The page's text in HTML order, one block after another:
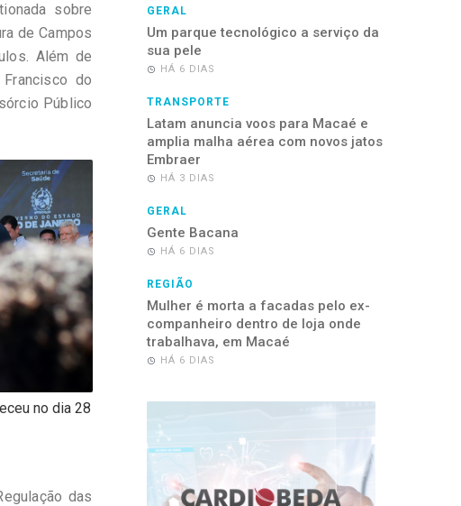
sobre
de Campos
Além de
do
Público
no dia 28
das
GERAL
Um parque tecnológico a serviço da
sua pele
HÁ 6 DIAS
TRANSPORTE
Latam anuncia voos para Macaé e
amplia malha aérea com novos jatos
Embraer
HÁ 3 DIAS
GERAL
Gente Bacana
HÁ 6 DIAS
REGIÃO
Mulher é morta a facadas pelo ex-
companheiro dentro de loja onde
trabalhava, em Macaé
HÁ 6 DIAS